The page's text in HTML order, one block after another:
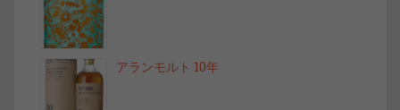
アランモルト 10年